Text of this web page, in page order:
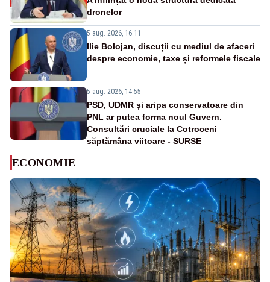
dronelor
5 aug. 2026, 16:11
Ilie Bolojan, discuții cu mediul de afaceri
despre economie, taxe și reformele fiscale
5 aug. 2026, 14:55
PSD, UDMR și aripa conservatoare din
PNL ar putea forma noul Guvern.
Consultări cruciale la Cotroceni
săptămâna viitoare - SURSE
ECONOMIE